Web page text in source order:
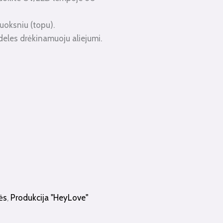
(topu).
drėkinamuoju aliejumi.
, Produkcija "HeyLove"